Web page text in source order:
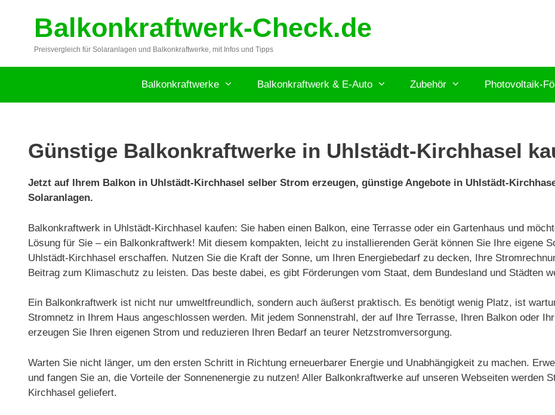
springenBalkonkraftwerk-Check.de
Preisvergleich für Solaranlagen und Balkonkraftwerke, mit Infos und Tipps
Balkonkraftwerke Balkonkraftwerk & E-Auto Zubehör Photovoltaik-
Günstige Balkonkraftwerke in Uhlstädt-Kirchhasel
Jetzt auf Ihrem Balkon in Uhlstädt-Kirchhasel selber Strom erzeugen, günstige Angebote in Uhlstädt-
Solaranlagen.
Balkonkraftwerk in Uhlstädt-Kirchhasel kaufen: Sie haben einen Balkon, eine Terrasse oder ein Gartenhaus und
Lösung für Sie – ein Balkonkraftwerk! Mit diesem kompakten, leicht zu installierenden Gerät können Sie Ihre eigene
Uhlstädt-Kirchhasel erschaffen. Nutzen Sie die Kraft der Sonne, um Ihren Energiebedarf zu decken, Ihre
Beitrag zum Klimaschutz zu leisten. Das beste dabei, es gibt Förderungen vom Staat, dem Bundesland und Städten
Ein Balkonkraftwerk ist nicht nur umweltfreundlich, sondern auch äußerst praktisch. Es benötigt wenig Platz, ist
Stromnetz in Ihrem Haus angeschlossen werden. Mit jedem Sonnenstrahl, der auf Ihre Terrasse, Ihren Balkon oder
erzeugen Sie Ihren eigenen Strom und reduzieren Ihren Bedarf an teurer Netzstromversorgung.
Warten Sie nicht länger, um den ersten Schritt in Richtung erneuerbarer Energie und Unabhängigkeit zu machen.
und fangen Sie an, die Vorteile der Sonnenenergie zu nutzen! Aller Balkonkraftwerke auf unseren Webseiten werden
Kirchhasel geliefert.